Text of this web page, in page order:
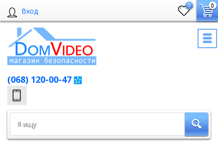
Вход
0 0
(068) 120-00-47